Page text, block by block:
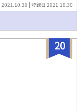
ンジェラ 玄英の部下
葉恒三（あおば こ
を育てた祖父。 土井
園の職人。恒星の兄
敏（職人頭）、伝 青
０代）青葉造園では
実習生。 ユーラ・チ
主人様。ＳＮＳ王と
リビジネス企業のＣ
実姉 ンドゥール 萌
2021.10.30 登録日 2021.10.30
20